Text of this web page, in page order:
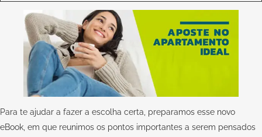
Para te ajudar a fazer a escolha certa, preparamos esse novo
eBook, em que reunimos os pontos importantes a serem pensados